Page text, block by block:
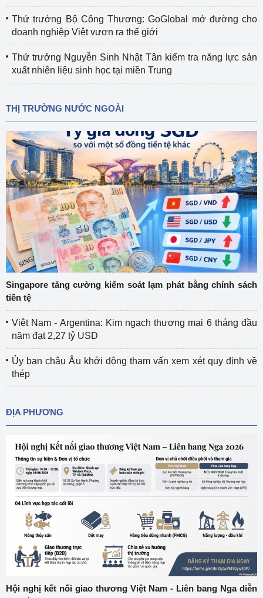
Thứ trưởng Bộ Công Thương: GoGlobal mở đường cho
doanh nghiệp Việt vươn ra thế giới
Thứ trưởng Nguyễn Sinh Nhật Tân kiểm tra năng lực sản
xuất nhiên liệu sinh học tại miền Trung
THỊ TRƯỜNG NƯỚC NGOÀI
Singapore tăng cường kiểm soát lạm phát bằng chính sách
tiền tệ
Việt Nam - Argentina: Kim ngạch thương mại 6 tháng đầu
năm đạt 2,27 tỷ USD
Ủy ban châu Âu khởi động tham vấn xem xét quy định về
thép
ĐỊA PHƯƠNG
Hội nghị kết nối giao thương Việt Nam - Liên bang Nga diễn